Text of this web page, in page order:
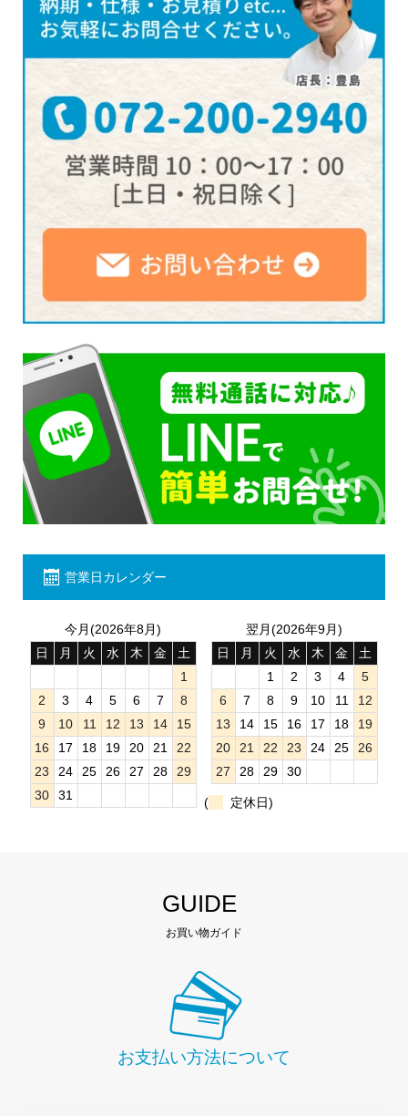
営業日カレンダー
今月(2026年8月)
日
月 火 水 木 金
土
1
2
3 4 5 6 7
8
9
10 11 12 13 14
15
16
17 18 19 20 21
22
23
24 25 26 27 28
29
30
31
翌月(2026年9月)
日
月 火 水 木 金
土
1
2 3 4
5
6
7 8 9 10 11
12
13
14 15 16 17 18
19
20
21 22 23 24 25
26
27
28 29 30
( 定休日)
GUIDE
お買い物ガイド
お支払い方法について